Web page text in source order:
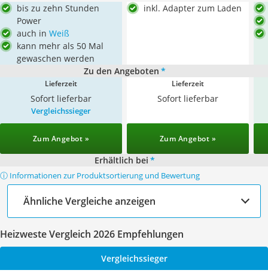
bis zu zehn Stunden
Power
auch in Weiß
kann mehr als 50 Mal
gewaschen werden
inkl. Adapter zum Laden
Zu den Angeboten *
Lieferzeit
Sofort lieferbar
Lieferzeit
Sofort lieferbar
Vergleichssieger
Zum Angebot » Zum Angebot »
Erhältlich bei *
ⓘ Informationen zur Produktsortierung und Bewertung
Ähnliche Vergleiche anzeigen
Heizweste Vergleich 2026 Empfehlungen
Vergleichssieger